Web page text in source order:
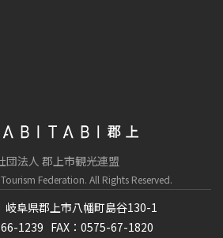
団法人 郡上市観光連盟
Federation. All Rights Reserved.
阜県郡上市八幡町島谷130-1
1239 FAX：0575-67-1820